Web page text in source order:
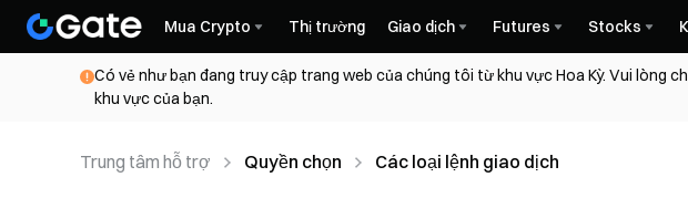
Mua Crypto Thị trường Giao dịch Futures Stocks
Có vẻ như bạn đang truy cập trang web của chúng tôi từ khu vực Hoa Kỳ. Vui lòng
khu vực của bạn.
Trung tâm hỗ trợ Quyền chọn Các loại lệnh giao dịch